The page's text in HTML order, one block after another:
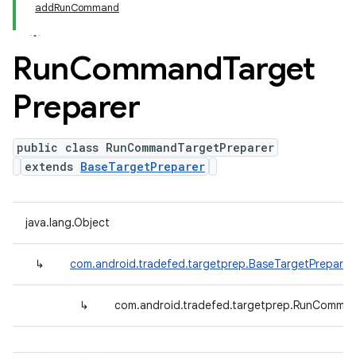
addRunCommand
RunCommandTarget
Preparer
public class RunCommandTargetPreparer
extends BaseTargetPreparer
java.lang.Object
↳ com.android.tradefed.targetprep.BaseTargetPreparer
↳